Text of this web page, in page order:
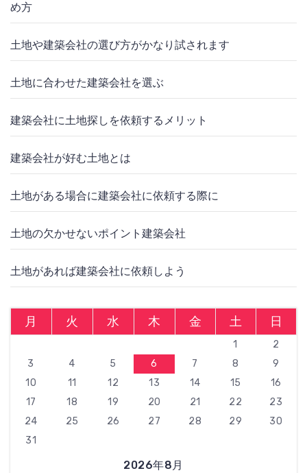
め方
土地や建築会社の選び方がかなり試されます
土地に合わせた建築会社を選ぶ
建築会社に土地探しを依頼するメリット
建築会社が好む土地とは
土地がある場合に建築会社に依頼する際に
土地の欠かせないポイント建築会社
土地があれば建築会社に依頼しよう
2026年8月
月 火 水 木 金 土 日
1
2
3
4 5 6 7 8
9
10
11 12 13 14 15
16
17
18 19 20 21 22
23
24
25 26 27 28 29
30
31